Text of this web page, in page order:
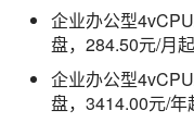
企业办公型
盘，284.50元/月起
企业办公型
盘，3414.00元/年